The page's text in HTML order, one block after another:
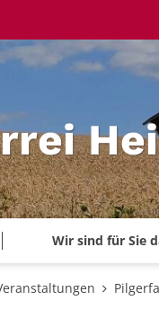
Wir sind für Sie